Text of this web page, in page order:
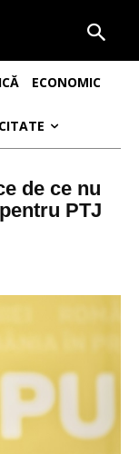
ECONOMIC
de ce nu
PTJ